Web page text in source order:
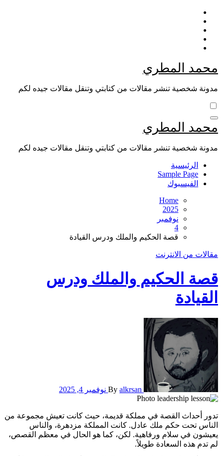
Skip
content
محمد المطري
مدونة شخصية تنشر مقالات من كتابتي وتنقل مقالات جيده لكم
محمد المطري
مدونة شخصية تنشر مقالات من كتابتي وتنقل مقالات جيده لكم
الرئيسية
Sample Page
الفيسبوك
Home
2025
نوفمبر
4
قصة الحكيم والملك ودرس القيادة
مقالات من الانترنت
قصة الحكيم والملك ودرس
القيادة
By alkrsan نوفمبر 4, 2025
تدور أحداث القصة في مملكة قديمة، حيث كانت تعيش مجموعة من
الناس تحت حكم ملك عادل. كانت المملكة مزدهرة، والناس
يعيشون في سلام ورفاهية. لكن، كما هو الحال في معظم القصص،
لم تدم هذه السعادة طويلاً.